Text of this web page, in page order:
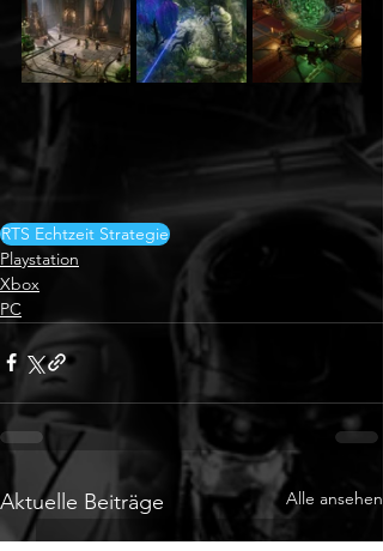
RTS Echtzeit Strategie
Playstation
Xbox
PC
Aktuelle Beiträge Alle ansehen